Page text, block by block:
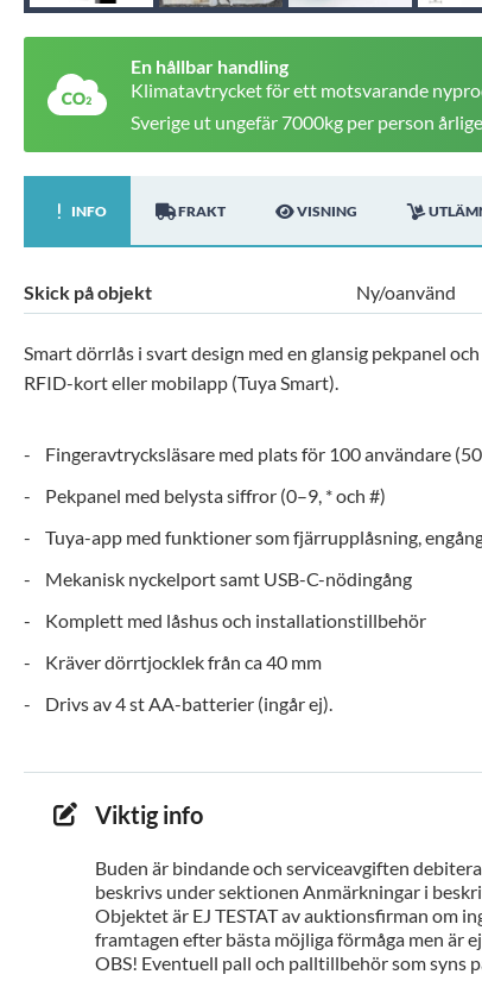
En hållbar handling
Klimatavtrycket för ett motsvarande
Sverige ut ungefär 7000kg per person
INFO FRAKT VISNING
Skick på objekt Ny/oanvänd
Smart dörrlås i svart design med en glansig pekpanel
RFID-kort eller mobilapp (Tuya Smart).
- Fingeravtrycksläsare med plats för 100 användare
- Pekpanel med belysta siffror (0–9, * och #)
- Tuya-app med funktioner som fjärrupplåsning,
- Mekanisk nyckelport samt USB-C-nödingång
- Komplett med låshus och installationstillbehör
- Kräver dörrtjocklek från ca 40 mm
- Drivs av 4 st AA-batterier (ingår ej).
Viktig info
Buden är bindande och serviceavgiften
beskrivs under sektionen Anmärkningar i
Objektet är EJ TESTAT av auktionsfirman om
framtagen efter bästa möjliga förmåga men är
OBS! Eventuell pall och palltillbehör som syns